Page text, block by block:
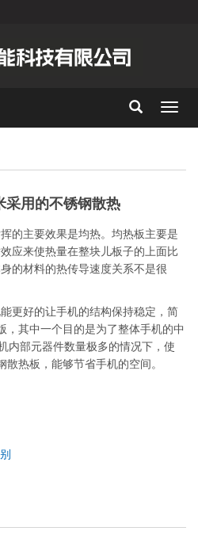
采用的不锈钢散热
主要效果是均热。均热板主要是
应来使热量在整块儿板子的上面比
的材料的热传导速度关系不是很
好的让手机的结构保持稳定，简
，其中一个目的是为了整体手机的中
内部元器件数量极多的情况下，使
热板，能够节省手机的空间。